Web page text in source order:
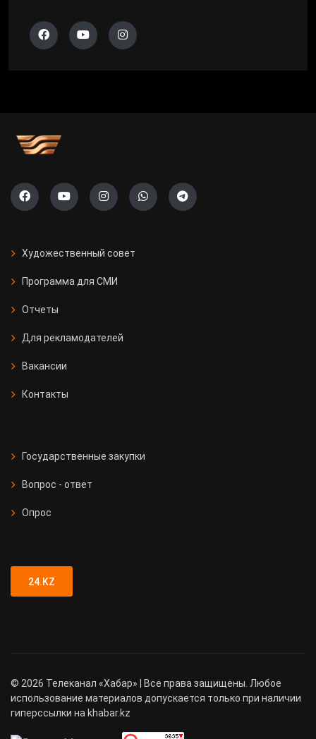
Художественный совет
Программа для СМИ
Отчеты
Для рекламодателей
Вакансии
Контакты
Государственные закупки
Вопрос - ответ
Опрос
24.KZ
© 2026 Телеканал «Хабар» | Все права защищены. Любое
использование материалов допускается только при наличии
гиперссылки на khabar.kz